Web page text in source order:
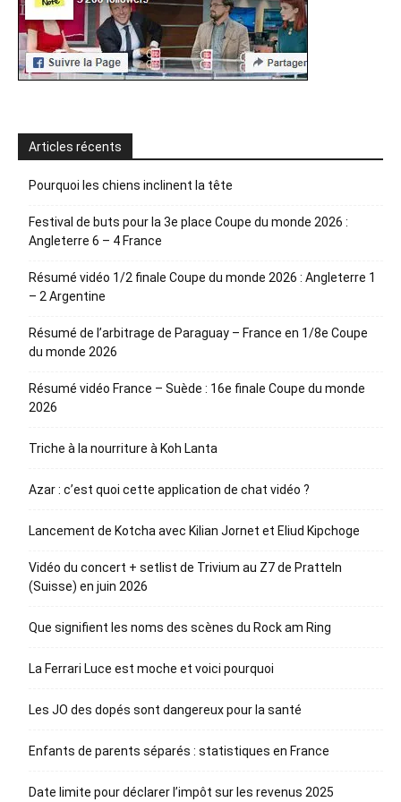
Articles récents
Pourquoi les chiens inclinent la tête
Festival de buts pour la 3e place Coupe du monde 2026 :
Angleterre 6 – 4 France
Résumé vidéo 1/2 finale Coupe du monde 2026 : Angleterre 1
– 2 Argentine
Résumé de l’arbitrage de Paraguay – France en 1/8e Coupe
du monde 2026
Résumé vidéo France – Suède : 16e finale Coupe du monde
2026
Triche à la nourriture à Koh Lanta
Azar : c’est quoi cette application de chat vidéo ?
Lancement de Kotcha avec Kilian Jornet et Eliud Kipchoge
Vidéo du concert + setlist de Trivium au Z7 de Pratteln
(Suisse) en juin 2026
Que signifient les noms des scènes du Rock am Ring
La Ferrari Luce est moche et voici pourquoi
Les JO des dopés sont dangereux pour la santé
Enfants de parents séparés : statistiques en France
Date limite pour déclarer l’impôt sur les revenus 2025